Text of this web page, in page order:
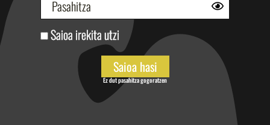
Saioa irekita utzi
Ez dut pasahitza gogoratzen